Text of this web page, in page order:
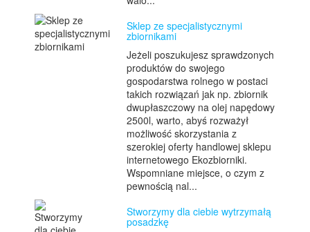
Sklep ze specjalistycznymi
zbiornikami
Jeżeli poszukujesz sprawdzonych
produktów do swojego
gospodarstwa rolnego w postaci
takich rozwiązań jak np. zbiornik
dwupłaszczowy na olej napędowy
2500l, warto, abyś rozważył
możliwość skorzystania z
szerokiej oferty handlowej sklepu
internetowego Ekozbiorniki.
Wspomniane miejsce, o czym z
pewnością nal...
Stworzymy dla ciebie wytrzymałą
posadzkę